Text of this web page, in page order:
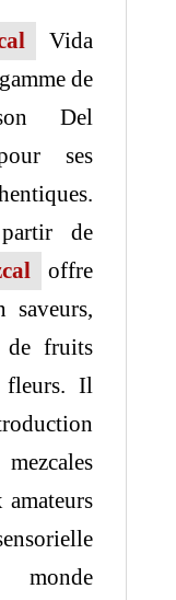
Vida
de
Del
ses
de
offre
saveurs,
de fruits
fleurs. Il
monde